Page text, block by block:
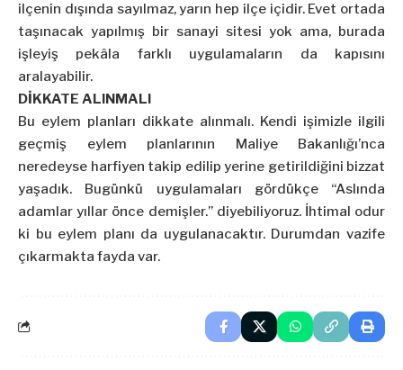
ilçenin dışında sayılmaz, yarın hep ilçe içidir. Evet ortada
taşınacak yapılmış bir sanayi sitesi yok ama, burada
işleyiş pekâla farklı uygulamaların da kapısını
aralayabilir.
DİKKATE ALINMALI
Bu eylem planları dikkate alınmalı. Kendi işimizle ilgili
geçmiş eylem planlarının Maliye Bakanlığı’nca
neredeyse harfiyen takip edilip yerine getirildiğini bizzat
yaşadık. Bugünkü uygulamaları gördükçe “Aslında
adamlar yıllar önce demişler.” diyebiliyoruz. İhtimal odur
ki bu eylem planı da uygulanacaktır. Durumdan vazife
çıkarmakta fayda var.